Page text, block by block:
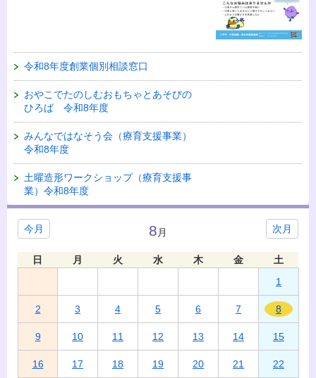
令和8年度創業個別相談窓口
おやこでたのしむおもちゃとあそびの
ひろば 令和8年度
みんなではなそう会（療育支援事業）
令和8年度
土曜造形ワークショップ（療育支援事
業）令和8年度
今月 次月
8 月
日 月 火 水 木 金
土
1
2 3 4 5 6 7 8
9 10 11 12 13 14 15
16 17 18 19 20 21 22